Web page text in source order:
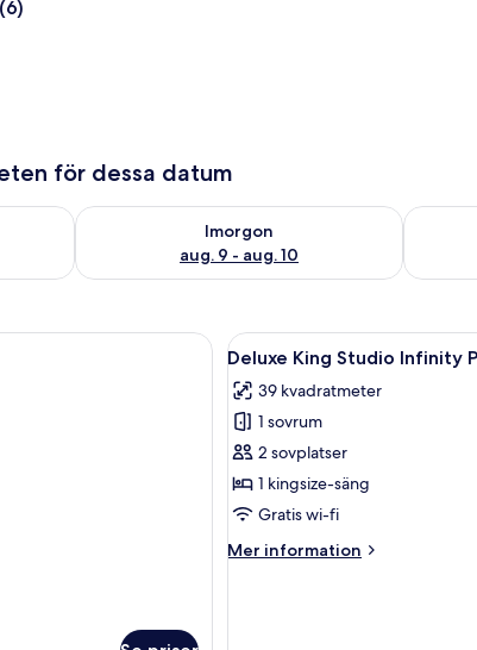
(6)
för dessa datum
aug. 8 - aug. 9
Imorgon
aug. 9 - aug. 10
Kontrollera tillgängligheten för imorgon aug. 9
sovrum med en säng, en takfläkt, en stor spegel och en matplats
Öppna
alla
foton
för
Deluxe
King
Studio
Pool
14
Deluxe King Studio Infinity
39 kvadratmeter
1 sovrum
2 sovplatser
1 kingsize-säng
Gratis wi-fi
Mer information
Mer